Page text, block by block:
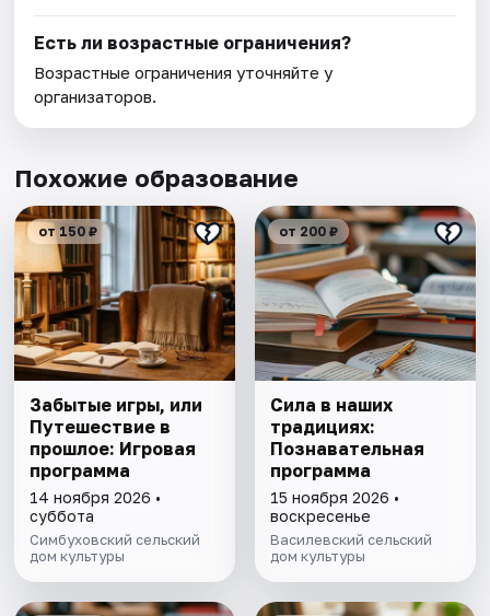
Есть ли возрастные ограничения?
Возрастные ограничения уточняйте у
организаторов.
Похожие образование
от 150 ₽
Забытые игры, или
Путешествие в
прошлое: Игровая
программа
14 ноября 2026 •
суббота
Симбуховский сельский
дом культуры
от 200 ₽
Сила в наших
традициях:
Познавательная
программа
15 ноября 2026 •
воскресенье
Василевский сельский
дом культуры